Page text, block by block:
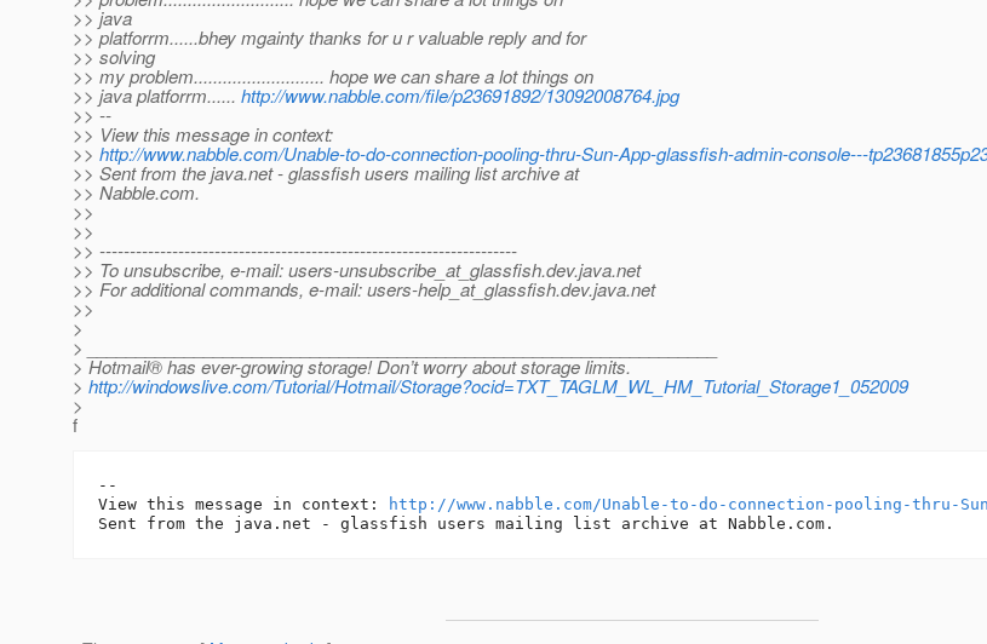
>> java
>> platforrm......bhey mgainty thanks for u r valuable reply and for
>> solving
>> my problem........................... hope we can share a lot things on
>> java platforrm...... http://www.nabble.com/file/p23691892/13092008764.jpg
>> --
>> View this message in context:
>> http://www.nabble.com/Unable-to-do-connection-pooling-thru-Sun-App-glassfish-admin-console---
>> Sent from the java.net - glassfish users mailing list archive at
>> Nabble.com.
>>
>>
>> ---------------------------------------------------------------------
>> To unsubscribe, e-mail: users-unsubscribe_at_glassfish.dev.java.net
>> For additional commands, e-mail: users-help_at_glassfish.dev.java.net
>>
>
> _________________________________________________________________
> Hotmail® has ever-growing storage! Don’t worry about storage limits.
> http://windowslive.com/Tutorial/Hotmail/Storage?ocid=TXT_TAGLM_WL_HM_Tutorial_Storage1_052009
>
f
--
View this message in context:
http://www.nabble.com/Unable-to-do-connection-pooling-thru-